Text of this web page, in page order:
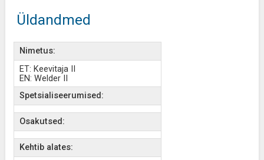
Üldandmed
Nimetus:
ET: Keevitaja II
EN: Welder II
Spetsialiseerumised:
Osakutsed:
Kehtib alates: